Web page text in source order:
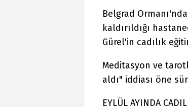
Belgrad
kaldırıldığı
Gürel'in cadılık
Meditasyon ve
aldı" iddiası öne
EYLÜL AYINDA